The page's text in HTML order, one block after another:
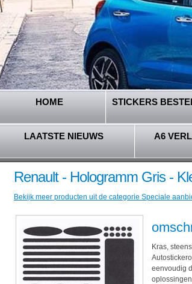
HOME STICKERS
LAATSTE NIEUWS A6
Renault - Hologramm Gris -
Bekijk meer producten uit de categorie Speciale
Kras,
eenvoudig